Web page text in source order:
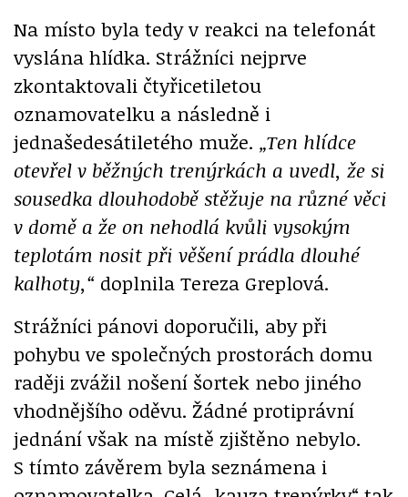
Na místo byla tedy v reakci na telefonát
vyslána hlídka. Strážníci nejprve
zkontaktovali čtyřicetiletou
oznamovatelku a následně i
jednašedesátiletého muže. „Ten hlídce
otevřel v běžných trenýrkách a uvedl, že si
sousedka dlouhodobě stěžuje na různé věci
v domě a že on nehodlá kvůli vysokým
teplotám nosit při věšení prádla dlouhé
kalhoty,“ doplnila Tereza Greplová.
Strážníci pánovi doporučili, aby při
pohybu ve společných prostorách domu
raději zvážil nošení šortek nebo jiného
vhodnějšího oděvu. Žádné protiprávní
jednání však na místě zjištěno nebylo.
S tímto závěrem byla seznámena i